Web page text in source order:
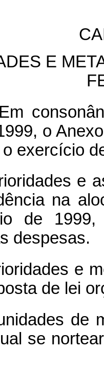
E
o
exercício
e
na
de
despesas.
e
de lei
de
se